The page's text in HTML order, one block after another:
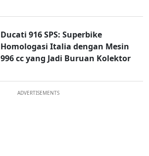
Ducati 916 SPS: Superbike
Homologasi Italia dengan Mesin
996 cc yang Jadi Buruan Kolektor
ADVERTISEMENTS